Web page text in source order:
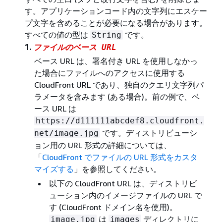
す。アプリケーションコード内の文字列にエスケー
プ文字を含めることが必要になる場合があります。
すべての値の型は String です。
1. ファイルのベース URL
ベース URL は、署名付き URL を使用しなかっ
た場合にファイルへのアクセスに使用する
CloudFront URL であり、独自のクエリ文字列パ
ラメータを含みます (ある場合)。前の例で、ベ
ース URL は
https://d111111abcdef8.cloudfront.
net/image.jpg です。ディストリビューシ
ョン用の URL 形式の詳細については、
「CloudFront でファイルの URL 形式をカスタ
マイズする 」を参照してください。
以下の CloudFront URL は、ディストリビ
ューション内のイメージファイルの URL で
す (CloudFront ドメイン名を使用)。
image.jpg は images ディレクトリに